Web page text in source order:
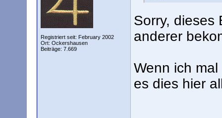
Registriert seit: February 2002
Ort: Ockershausen
Beiträge: 7.669
Sorry, dieses
anderer
Wenn ich
es dies hier